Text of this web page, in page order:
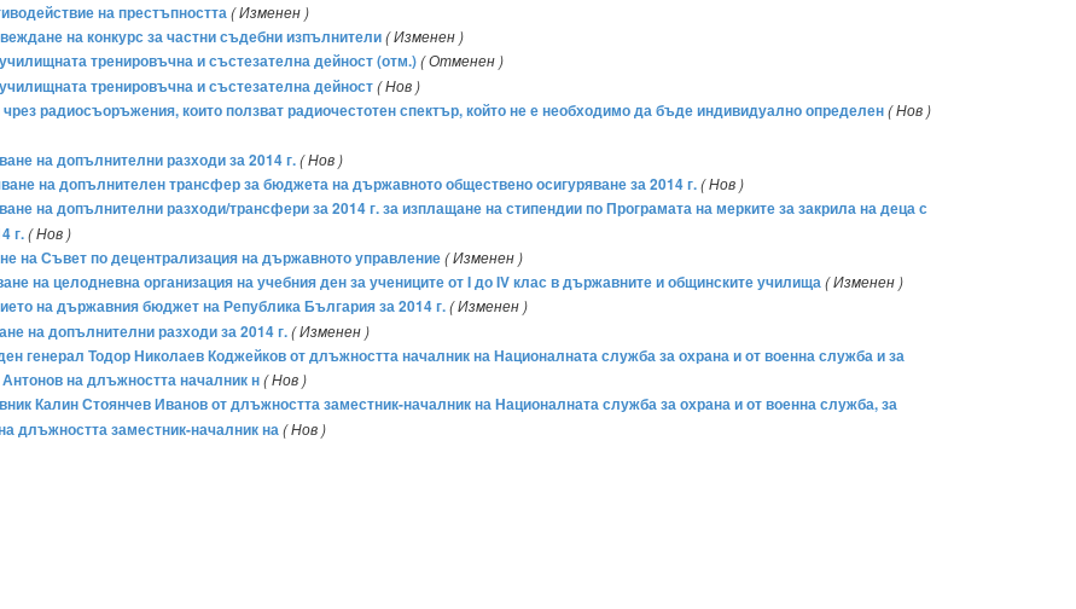
на престъпността( Изменен )
на конкурс за частни съдебни изпълнители( Изменен )
тренировъчна и състезателна дейност (отм.)( Отменен )
тренировъчна и състезателна дейност( Нов )
радиосъоръжения, които ползват радиочестотен спектър, който не е необходимо да бъде индивидуално определен( Нов )
на допълнителни разходи за 2014 г.( Нов )
на допълнителен трансфер за бюджета на държавното обществено осигуряване за 2014 г.( Нов )
на допълнителни разходи/трансфери за 2014 г. за изплащане на стипендии по Програмата на мерките за закрила на деца с
г.( Нов )
на Съвет по децентрализация на държавното управление( Изменен )
на целодневна организация на учебния ден за учениците от I до IV клас в държавните и общинските училища( Изменен )
на държавния бюджет на Република България за 2014 г.( Изменен )
на допълнителни разходи за 2014 г.( Изменен )
генерал Тодор Николаев Коджейков от длъжността началник на Националната служба за охрана и от военна служба и за
на длъжността началник н( Нов )
Калин Стоянчев Иванов от длъжността заместник-началник на Националната служба за охрана и от военна служба, за
длъжността заместник-началник на( Нов )